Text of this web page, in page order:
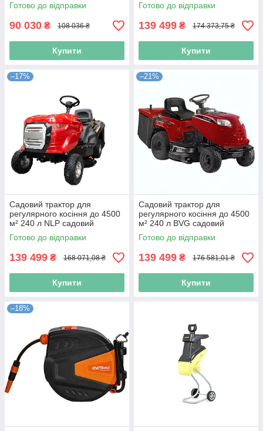
Готово до відправки
90 030 ₴ 108 036 ₴
Купити
Готово до відправки
139 499 ₴ 174 373,75 ₴
Купити
–17%
Садовий трактор для
регулярного косіння до 4500
м² 240 л NLP садовий
трактор з регулюванням
висоти
Готово до відправки
139 499 ₴ 168 071,08 ₴
Купити
–21%
Садовий трактор для
регулярного косіння до 4500
м² 240 л BVG садовий
трактор з регулюванням
висоти
Готово до відправки
139 499 ₴ 176 581,01 ₴
Купити
–18%